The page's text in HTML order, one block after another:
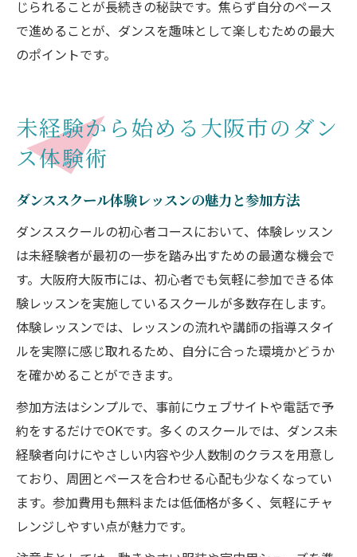
じられることが長続きの秘訣です。焦らず自分のペース
で進めることが、ダンスを趣味として楽しむための最大
のポイントです。
未経験から始める大阪市のダン
ス体験術
ダンススクール体験レッスンの魅力と参加方法
ダンススクールの初心者コースにおいて、体験レッスン
は未経験者が最初の一歩を踏み出すための最適な機会で
す。大阪府大阪市には、初心者でも気軽に参加できる体
験レッスンを実施しているスクールが多数存在します。
体験レッスンでは、レッスンの流れや講師の指導スタイ
ルを実際に感じ取れるため、自分に合った環境かどうか
を確かめることができます。
参加方法はシンプルで、事前にウェブサイトや電話で予
約をするだけでOKです。多くのスクールでは、ダンス未
経験者向けにやさしい内容や少人数制のクラスを用意し
ており、周囲とペースを合わせる心配も少なくなってい
ます。参加費用も無料または低価格が多く、気軽にチャ
レンジしやすい点が魅力です。